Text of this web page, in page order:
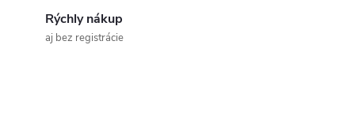
Rýchly nákup
aj bez registrácie